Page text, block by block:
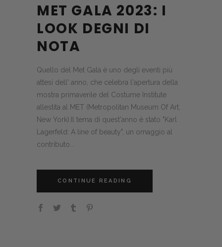
MET GALA 2023: I
LOOK DEGNI DI
NOTA
Quello del Met Gala è uno degli eventi più
attesi dell' anno, che celebra l'apertura della
mostra primaverile del Costume Institute
allestita al MET (Metropolitan Museum Of Art,
New York).Il tema di quest'anno è stato "Karl
Lagerfeld: A line of beauty", un omaggio al
contributo...
CONTINUE READING